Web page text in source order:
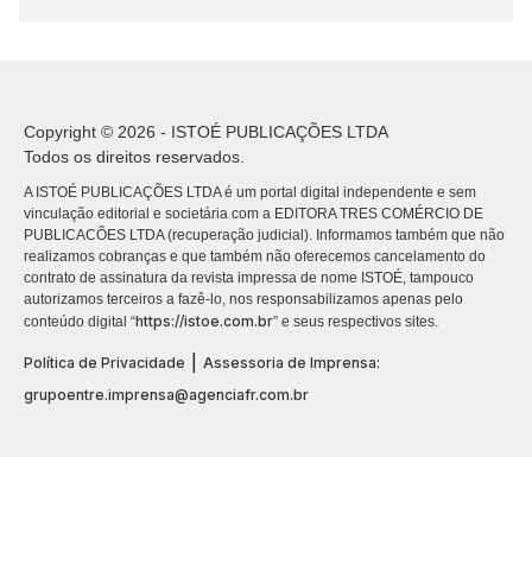
Copyright © 2026 - ISTOÉ PUBLICAÇÕES LTDA
Todos os direitos reservados.
A ISTOÉ PUBLICAÇÕES LTDA é um portal digital independente e sem
vinculação editorial e societária com a EDITORA TRES COMÉRCIO DE
PUBLICACÕES LTDA (recuperação judicial). Informamos também que não
realizamos cobranças e que também não oferecemos cancelamento do
contrato de assinatura da revista impressa de nome ISTOÉ, tampouco
autorizamos terceiros a fazê-lo, nos responsabilizamos apenas pelo
conteúdo digital “https://istoe.com.br” e seus respectivos sites.
Política de Privacidade
Assessoria de Imprensa:
grupoentre.imprensa@agenciafr.com.br